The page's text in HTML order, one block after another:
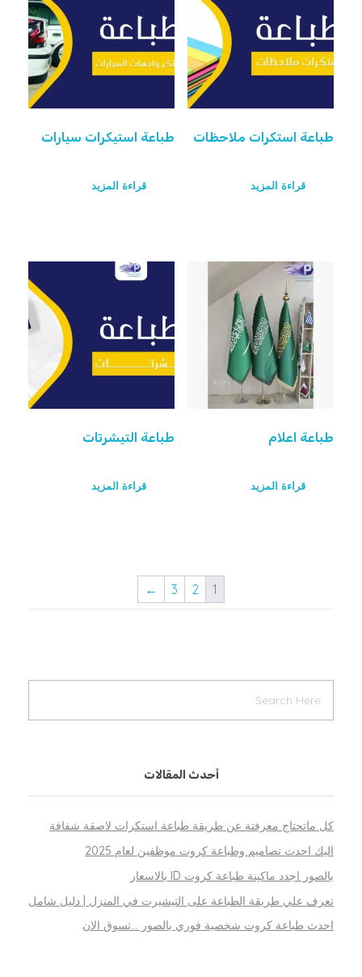
طباعة استكرات ملاحظات
قراءة المزيد
طباعة استيكرات سيارات
قراءة المزيد
طباعة اعلام
قراءة المزيد
طباعة التيشرتات
قراءة المزيد
1
2
3
←
أحدث المقالات
كل ماتحتاج معرفتة عن طريقة طباعة استكرات لاصقة شفافة
اليك احدث تصاميم وطباعة كروت موظفين لعام 2025
بالصور اجدد ماكينة طباعة كروت ID بالاسعار
تعرف علي طريقة الطباعة على التيشيرت في المنزل | دليل شامل
احدث طباعة كروت شخصية فوري بالصور …تسوق الان